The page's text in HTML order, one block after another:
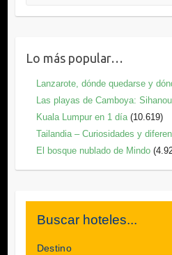
Lo más popular…
Lanzarote, dónde quedarse y
Las playas de Camboya:
Kuala Lumpur en 1 día (10.619)
Tailandia – Curiosidades y
El bosque nublado de Mindo
Buscar hoteles...
Destino